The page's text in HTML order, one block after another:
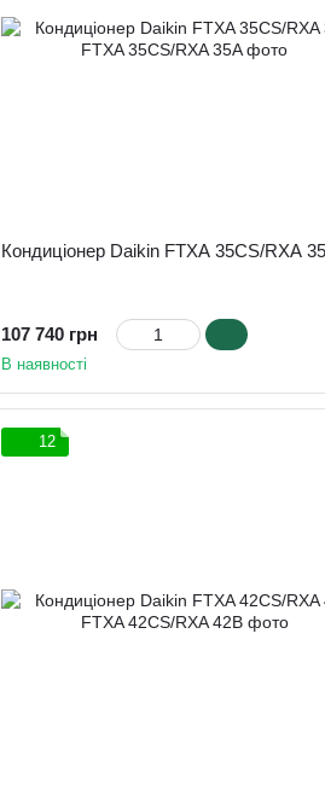
Кондиціонер Daikin FTXA 35CS/RXA
107 740 грн
В наявності
12